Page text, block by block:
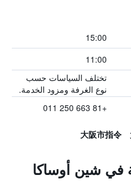
15:00
11:00
تختلف السياسات حسب
نوع الغرفة ومزود الخدمة.
+81 663 250 011
في شين أوساكا